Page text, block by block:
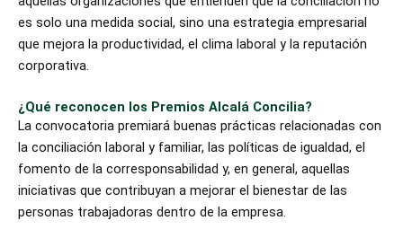
es solo una medida social, sino una estrategia empresarial
que mejora la productividad, el clima laboral y la reputación
corporativa.
¿Qué reconocen los Premios Alcalá Concilia?
La convocatoria premiará buenas prácticas relacionadas con
la conciliación laboral y familiar, las políticas de igualdad, el
fomento de la corresponsabilidad y, en general, aquellas
iniciativas que contribuyan a mejorar el bienestar de las
personas trabajadoras dentro de la empresa.